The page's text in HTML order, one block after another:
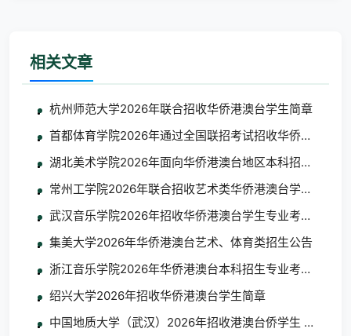
相关文章
杭州师范大学2026年联合招收华侨港澳台学生简章
首都体育学院2026年通过全国联招考试招收华侨港澳台学
湖北美术学院2026年面向华侨港澳台地区本科招生考试
常州工学院2026年联合招收艺术类华侨港澳台学生简章
武汉音乐学院2026年招收华侨港澳台学生专业考试考生须
集美大学2026年华侨港澳台艺术、体育类招生公告
浙江音乐学院2026年华侨港澳台本科招生专业考试合格
绍兴大学2026年招收华侨港澳台学生简章
中国地质大学（武汉）2026年招收港澳台侨学生 艺术类